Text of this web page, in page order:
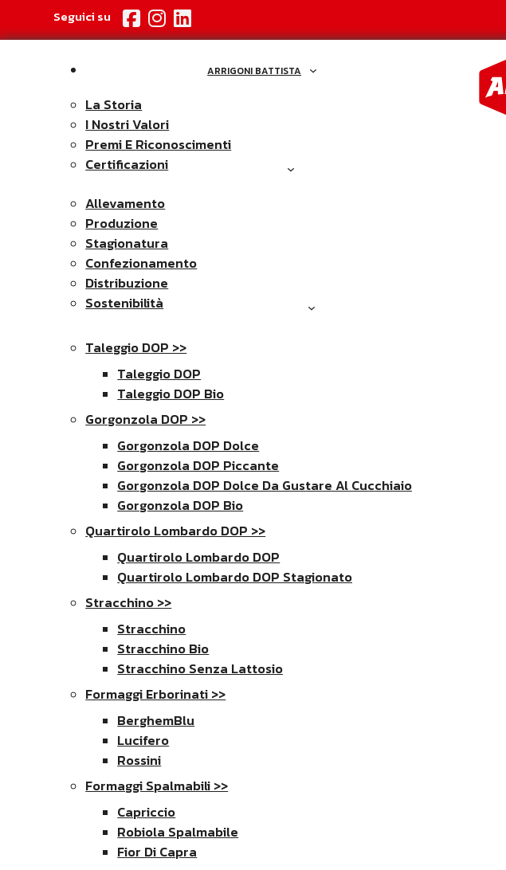
Seguici su
ARRIGONI BATTISTA
La Storia
I Nostri Valori
Premi E Riconoscimenti
Certificazioni
Allevamento
Produzione
Stagionatura
Confezionamento
Distribuzione
Sostenibilità
Taleggio DOP >>
Taleggio DOP
Taleggio DOP Bio
Gorgonzola DOP >>
Gorgonzola DOP Dolce
Gorgonzola DOP Piccante
Gorgonzola DOP Dolce Da Gustare Al Cucchiaio
Gorgonzola DOP Bio
Quartirolo Lombardo DOP >>
Quartirolo Lombardo DOP
Quartirolo Lombardo DOP Stagionato
Stracchino >>
Stracchino
Stracchino Bio
Stracchino Senza Lattosio
Formaggi Erborinati >>
BerghemBlu
Lucifero
Rossini
Formaggi Spalmabili >>
Capriccio
Robiola Spalmabile
Fior Di Capra